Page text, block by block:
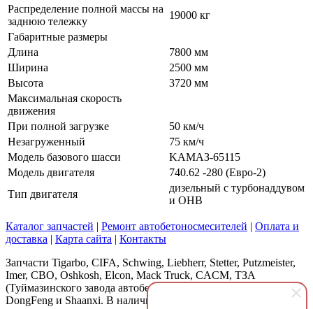
Распределение полной массы на
заднюю тележку
19000 кг
Габаритные размеры
Длина
7800 мм
Ширина
2500 мм
Высота
3720 мм
Максимальная скорость
движения
При полной загрузке
50 км/ч
Незагруженный
75 км/ч
Модель базового шасси
KAMAЗ-65115
Модель двигателя
740.62 -280 (Евро-2)
Тип двигателя
дизельный с турбонаддувом
и ОНВ
Каталог запчастей | Ремонт автобетоносмесителей | Оплата и
доставка | Карта сайта | Контакты
Запчасти Tigarbo, CIFA, Schwing, Liebherr, Stetter, Putzmeister,
Imer, CBO, Oshkosh, Elcon, Mack Truck, CACM, ТЗА
(Туймазинского завода автобетоносмесителей), Isuzu, Howo,
DongFeng и Shaanxi. В наличии ролики опорные, троса, блоки